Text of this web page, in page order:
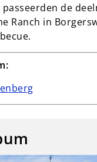
passeerden de
Ranch in